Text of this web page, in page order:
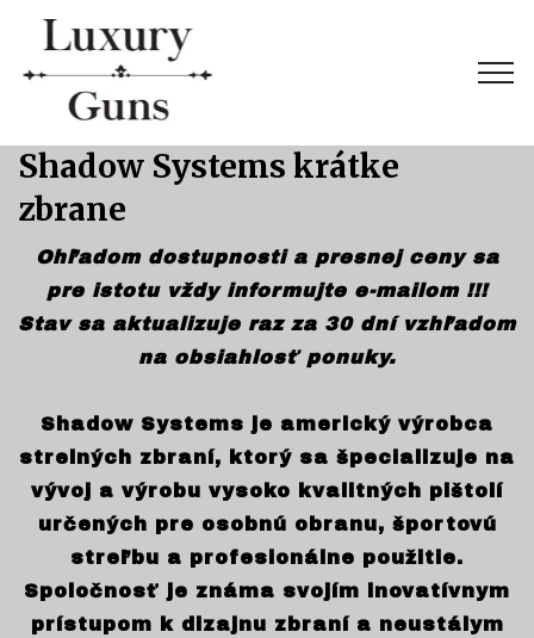
Shadow Systems krátke
zbrane
Ohľadom dostupnosti a presnej ceny sa
pre istotu vždy informujte e-mailom !!!
Stav sa aktualizuje raz za 30 dní vzhľadom
na obsiahlosť ponuky.
Shadow Systems je americký výrobca
strelných zbraní, ktorý sa špecializuje na
vývoj a výrobu vysoko kvalitných pištolí
určených pre osobnú obranu, športovú
streľbu a profesionálne použitie.
Spoločnosť je známa svojím inovatívnym
prístupom k dizajnu zbraní a neustálym